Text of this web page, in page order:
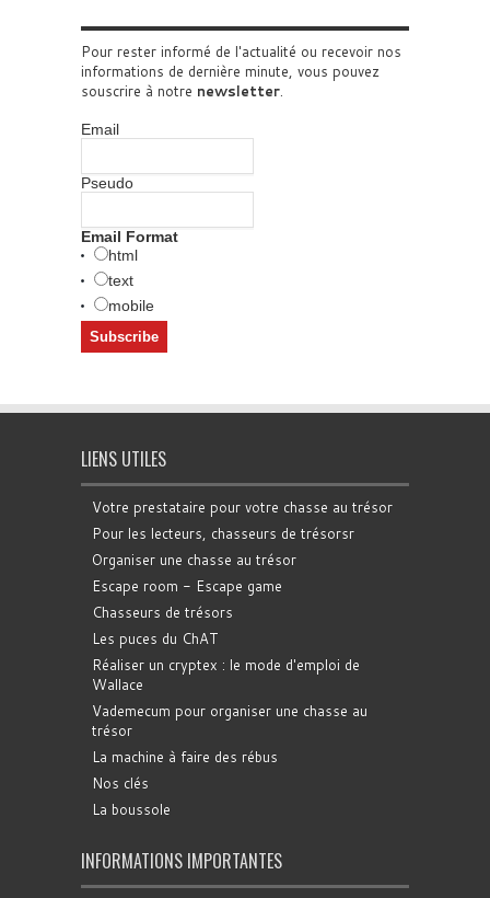
Pour rester informé de l'actualité ou recevoir nos
informations de dernière minute, vous pouvez
souscrire à notre newsletter.
Email
Pseudo
Email Format
html
text
mobile
LIENS UTILES
Votre prestataire pour votre chasse au trésor
Pour les lecteurs, chasseurs de trésorsr
Organiser une chasse au trésor
Escape room - Escape game
Chasseurs de trésors
Les puces du ChAT
Réaliser un cryptex : le mode d'emploi de
Wallace
Vademecum pour organiser une chasse au
trésor
La machine à faire des rébus
Nos clés
La boussole
INFORMATIONS IMPORTANTES